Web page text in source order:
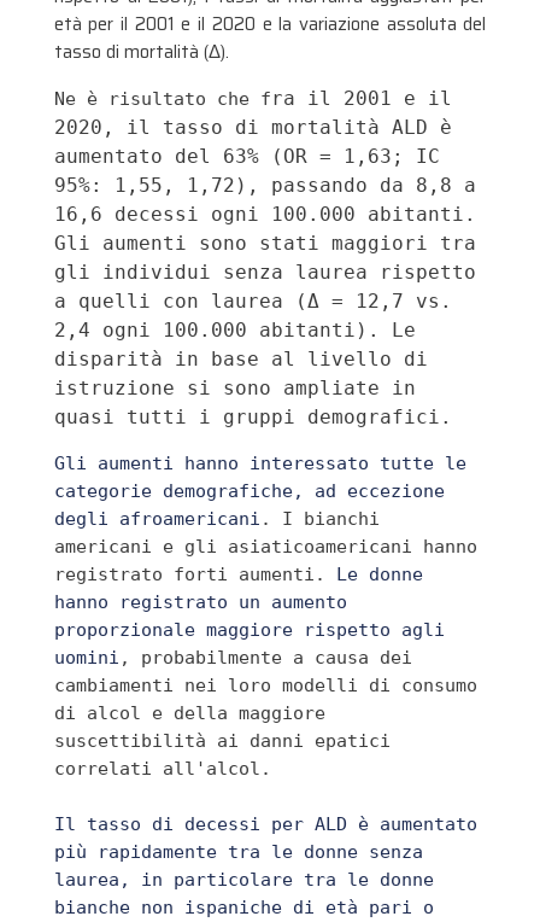
età per il 2001 e il 2020 e la variazione assoluta del
tasso di mortalità (Δ).
Ne è risultato che fra il 2001 e il
2020, il tasso di mortalità ALD è
aumentato del 63% (OR = 1,63; IC
95%: 1,55, 1,72), passando da 8,8 a
16,6 decessi ogni 100.000 abitanti.
Gli aumenti sono stati maggiori tra
gli individui senza laurea rispetto
a quelli con laurea (Δ = 12,7 vs.
2,4 ogni 100.000 abitanti). Le
disparità in base al livello di
istruzione si sono ampliate in
quasi tutti i gruppi demografici.
Gli aumenti hanno interessato tutte le
categorie demografiche, ad eccezione
degli afroamericani . I bianchi
americani e gli asiaticoamericani hanno
registrato forti aumenti. Le donne
hanno registrato un aumento
proporzionale maggiore rispetto agli
uomini , probabilmente a causa dei
cambiamenti nei loro modelli di consumo
di alcol e della maggiore
suscettibilità ai danni epatici
correlati all'alcol.
Il tasso di decessi per ALD è aumentato
più rapidamente tra le donne senza
laurea, in particolare tra le donne
bianche non ispaniche di età pari o